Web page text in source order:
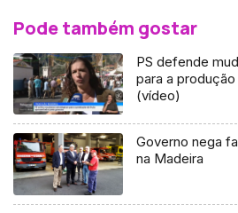
Pode também gostar
PS defende
para a
(vídeo)
Governo nega
na Madeira